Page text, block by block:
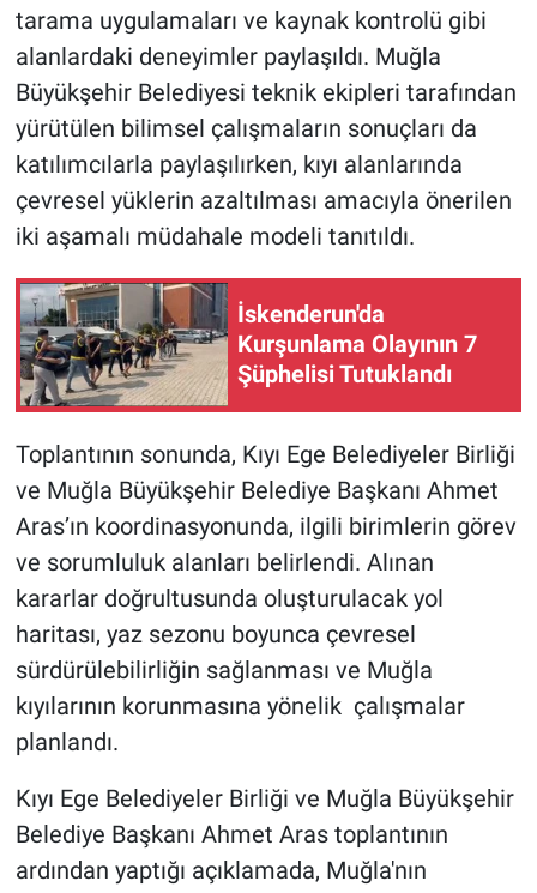
tarama uygulamaları ve kaynak kontrolü gibi
alanlardaki deneyimler paylaşıldı. Muğla
Büyükşehir Belediyesi teknik ekipleri tarafından
yürütülen bilimsel çalışmaların sonuçları da
katılımcılarla paylaşılırken, kıyı alanlarında
çevresel yüklerin azaltılması amacıyla önerilen
iki aşamalı müdahale modeli tanıtıldı.
İskenderun'da
Kurşunlama Olayının 7
Şüphelisi Tutuklandı
Toplantının sonunda, Kıyı Ege Belediyeler Birliği
ve Muğla Büyükşehir Belediye Başkanı Ahmet
Aras’ın koordinasyonunda, ilgili birimlerin görev
ve sorumluluk alanları belirlendi. Alınan
kararlar doğrultusunda oluşturulacak yol
haritası, yaz sezonu boyunca çevresel
sürdürülebilirliğin sağlanması ve Muğla
kıyılarının korunmasına yönelik çalışmalar
planlandı.
Kıyı Ege Belediyeler Birliği ve Muğla Büyükşehir
Belediye Başkanı Ahmet Aras toplantının
ardından yaptığı açıklamada, Muğla'nın